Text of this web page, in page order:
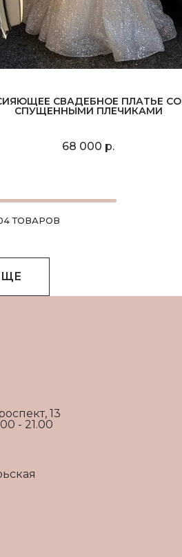
СВАДЕБНОЕ ПЛАТЬЕ СО
СПУЩЕННЫМИ ПЛЕЧИКАМИ
68 000 р.
ТОВАРОВ
13
- 21.00